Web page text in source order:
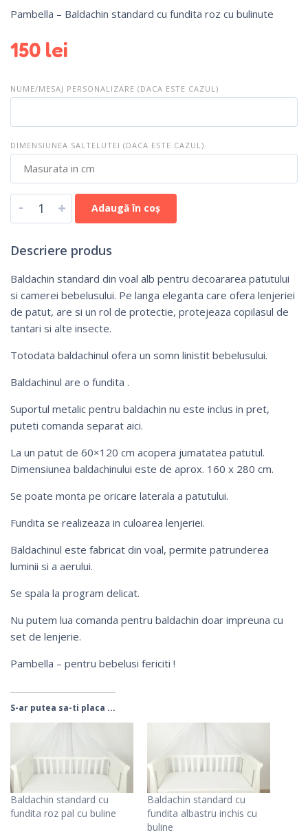
Pambella – Baldachin standard cu fundita roz cu bulinute
150 lei
NUME/MESAJ PERSONALIZARE (DACA ESTE CAZUL)
DIMENSIUNEA SALTELUTEI (DACA ESTE CAZUL)
- + Adaugă în coș
Descriere produs
Baldachin standard din voal alb pentru decoararea patutului
si camerei bebelusului. Pe langa eleganta care ofera lenjeriei
de patut, are si un rol de protectie, protejeaza copilasul de
tantari si alte insecte.
Totodata baldachinul ofera un somn linistit bebelusului.
Baldachinul are o fundita .
Suportul metalic pentru baldachin nu este inclus in pret,
puteti comanda separat aici.
La un patut de 60×120 cm acopera jumatatea patutul.
Dimensiunea baldachinului este de aprox. 160 x 280 cm.
Se poate monta pe oricare laterala a patutului.
Fundita se realizeaza in culoarea lenjeriei.
Baldachinul este fabricat din voal, permite patrunderea
luminii si a aerului.
Se spala la program delicat.
Nu putem lua comanda pentru baldachin doar impreuna cu
set de lenjerie.
Pambella – pentru bebelusi fericiti !
S-ar putea sa-ti placa ...
Baldachin standard cu
fundita roz pal cu buline
Baldachin standard cu
fundita albastru inchis cu
buline